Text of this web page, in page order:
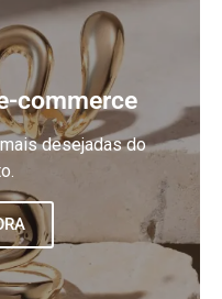
commerce
desejadas do